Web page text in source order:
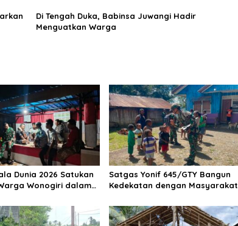
Di Tengah Duka, Babinsa Juwangi Hadir
Menguatkan Warga
Dunia 2026 Satukan
Wonogiri dalam
Satgas Yonif 645/GTY Bangun
Kedekatan dengan Masyarakat
Teritorial